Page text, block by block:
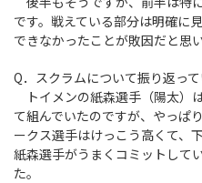
です。戦えている部分は明確に
できなかったことが敗因だと思い
Q．スクラムについて振り返って
トイメンの紙森選手（陽太）
て組んでいたのですが、やっぱ
ークス選手はけっこう高くて、
紙森選手がうまくコミットして
た。